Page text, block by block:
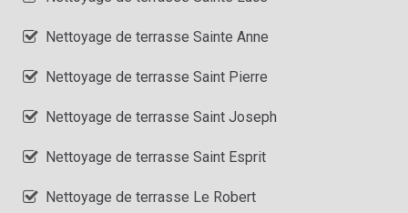
Nettoyage de terrasse Sainte Anne
Nettoyage de terrasse Saint Pierre
Nettoyage de terrasse Saint Joseph
Nettoyage de terrasse Saint Esprit
Nettoyage de terrasse Le Robert